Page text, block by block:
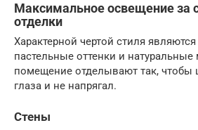
Максимальное освещение за
отделки
Характерной чертой стиля
пастельные оттенки и
помещение отделывают так, чтобы
глаза и не напрягал.
Стены